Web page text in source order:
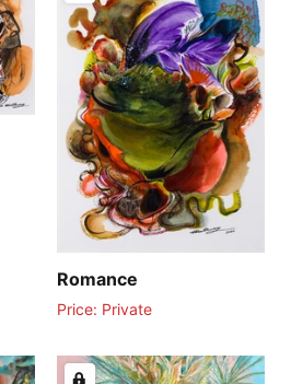
Romance
Price: Private